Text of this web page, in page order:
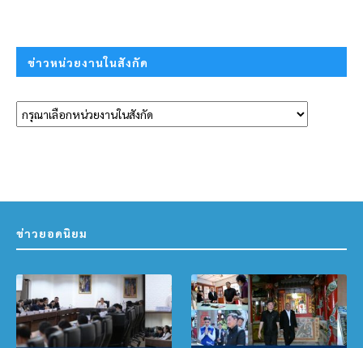
ข่าวหน่วยงานในสังกัด
ข่าวยอดนิยม